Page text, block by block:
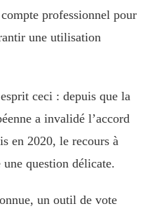
professionnel pour
une utilisation
ceci : depuis que la
a invalidé l’accord
en 2020, le recours à
une question délicate.
un outil de vote